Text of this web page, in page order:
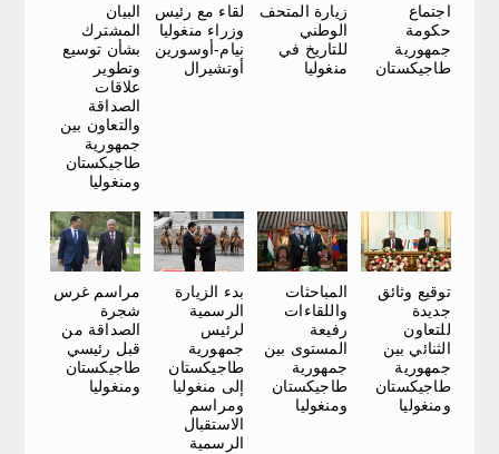
اجتماع
حكومة
جمهورية
طاجيكستان
زيارة المتحف
الوطني
للتاريخ في
منغوليا
لقاء مع رئيس
وزراء منغوليا
نيام-أوسورين
أوتشيرال
البيان
المشترك
بشأن توسيع
وتطوير
علاقات
الصداقة
والتعاون بين
جمهورية
طاجيكستان
ومنغوليا
توقيع وثائق
جديدة
للتعاون
الثنائي بين
جمهورية
طاجيكستان
ومنغوليا
المباحثات
واللقاءات
رفيعة
المستوى بين
جمهورية
طاجيكستان
ومنغوليا
بدء الزيارة
الرسمية
لرئيس
جمهورية
طاجيكستان
إلى منغوليا
ومراسم
الاستقبال
الرسمية
مراسم غرس
شجرة
الصداقة من
قبل رئيسي
طاجيكستان
ومنغوليا